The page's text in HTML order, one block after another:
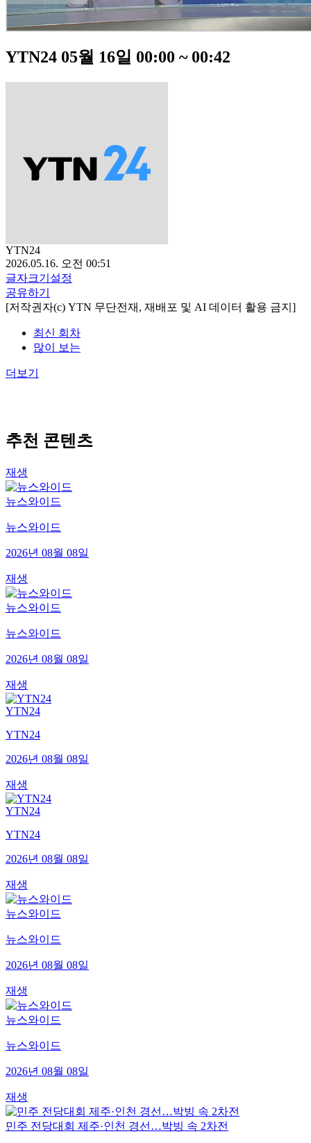
YTN24 05월 16일 00:00 ~ 00:42
YTN24
2026.05.16. 오전 00:51
글자크기설정
공유하기
[저작권자(c) YTN 무단전재, 재배포 및 AI 데이터 활용 금지]
최신 회차
많이 보는
더보기
추천 콘텐츠
재생
뉴스와이드
뉴스와이드
2026년 08월 08일
재생
뉴스와이드
뉴스와이드
2026년 08월 08일
재생
YTN24
YTN24
2026년 08월 08일
재생
YTN24
YTN24
2026년 08월 08일
재생
뉴스와이드
뉴스와이드
2026년 08월 08일
재생
뉴스와이드
뉴스와이드
2026년 08월 08일
재생
민주 전당대회 제주·인천 경선…박빙 속 2차전